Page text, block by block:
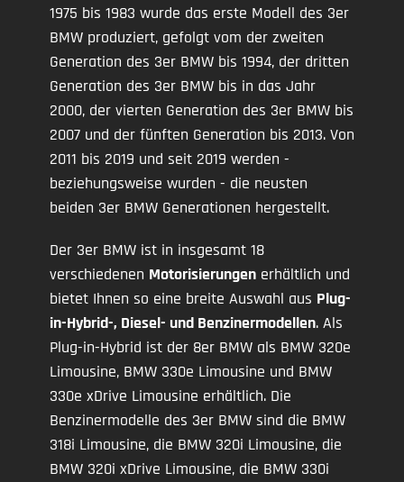
1975 bis 1983 wurde das erste Modell des 3er
BMW produziert, gefolgt vom der zweiten
Generation des 3er BMW bis 1994, der dritten
Generation des 3er BMW bis in das Jahr
2000, der vierten Generation des 3er BMW bis
2007 und der fünften Generation bis 2013. Von
2011 bis 2019 und seit 2019 werden -
beziehungsweise wurden - die neusten
beiden 3er BMW Generationen hergestellt.
Der 3er BMW ist in insgesamt 18
verschiedenen Motorisierungen erhältlich und
bietet Ihnen so eine breite Auswahl aus Plug-
in-Hybrid-, Diesel- und Benzinermodellen. Als
Plug-in-Hybrid ist der 8er BMW als BMW 320e
Limousine, BMW 330e Limousine und BMW
330e xDrive Limousine erhältlich. Die
Benzinermodelle des 3er BMW sind die BMW
318i Limousine, die BMW 320i Limousine, die
BMW 320i xDrive Limousine, die BMW 330i